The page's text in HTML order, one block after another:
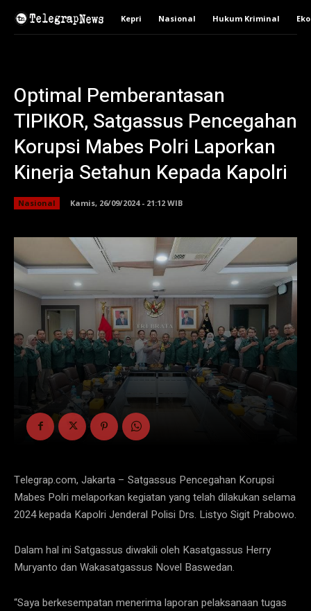
Kepri Nasional Hukum Kriminal
Optimal Pemberantasan
TIPIKOR, Satgassus Pencegahan
Korupsi Mabes Polri Laporkan
Kinerja Setahun Kepada Kapolri
Nasional Kamis, 26/09/2024 - 21:12 WIB
Telegrap.com, Jakarta – Satgassus Pencegahan Korupsi
Mabes Polri melaporkan kegiatan yang telah dilakukan selama
2024 kepada Kapolri Jenderal Polisi Drs. Listyo Sigit Prabowo.
Dalam hal ini Satgassus diwakili oleh Kasatgassus Herry
Muryanto dan Wakasatgassus Novel Baswedan.
“Saya berkesempatan menerima laporan pelaksanaan tugas